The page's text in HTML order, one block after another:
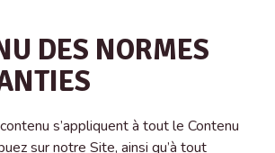
DES NORMES
s’appliquent à tout le Contenu
sur notre Site, ainsi qu’à tout